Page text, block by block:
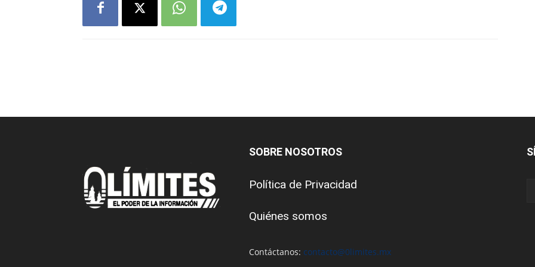
SOBRE NOSOTROS
Política de Privacidad
Quiénes somos
Contáctanos: contacto@0limites.mx